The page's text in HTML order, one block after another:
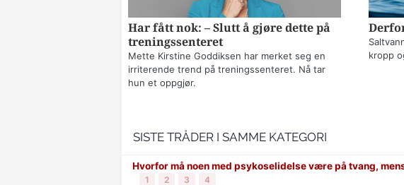
Har fått nok: – Slutt å gjøre dette på
treningssenteret
Mette Kirstine Goddiksen har merket seg en
irriterende trend på treningssenteret. Nå tar
hun et oppgjør.
kropp
SISTE TRÅDER I SAMME KATEGORI
Hvorfor må noen med psykoselidelse være på tvang,
1 2 3 4